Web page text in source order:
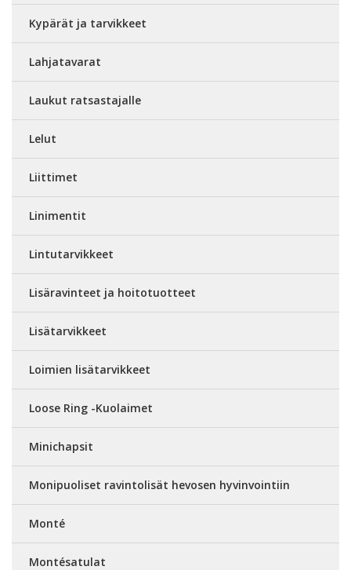
Kypärät ja tarvikkeet
Lahjatavarat
Laukut ratsastajalle
Lelut
Liittimet
Linimentit
Lintutarvikkeet
Lisäravinteet ja hoitotuotteet
Lisätarvikkeet
Loimien lisätarvikkeet
Loose Ring -Kuolaimet
Minichapsit
Monipuoliset ravintolisät hevosen hyvinvointiin
Monté
Montésatulat